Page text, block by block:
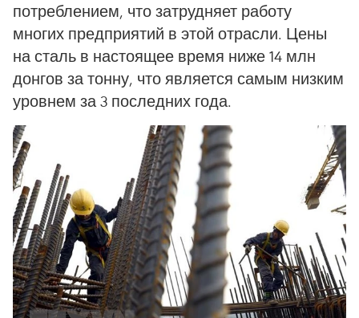
потреблением, что затрудняет работу
многих предприятий в этой отрасли. Цены
на сталь в настоящее время ниже 14 млн
донгов за тонну, что является самым низким
уровнем за 3 последних года.